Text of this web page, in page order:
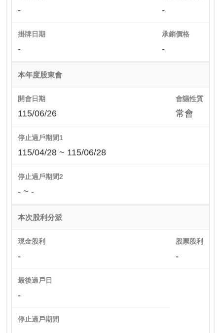
- -
掛牌日期
-
承銷價格
-
本年度股東會
開會日期
115/06/26
會議性質
常會
停止過戶期間1
115/04/28 ~ 115/06/28
停止過戶期間2
- ~ -
本次股利分派
現金股利
-
股票股利
-
最後過戶日
-
停止過戶期間